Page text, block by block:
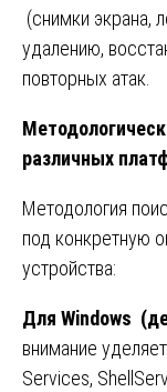
(снимки экрана,
удалению,
повторных атак.
различных
Методология
под конкретную
устройства:
Для Windows
внимание
Services,